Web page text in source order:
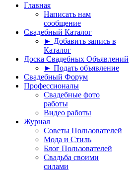
Главная
Написать нам
сообщение
Свадебный Каталог
► Добавить запись в
Каталог
Доска Свадебных Объявлений
► Подать объявление
Свадебный Форум
Профессионалы
Свадебные фото
работы
Видео работы
Журнал
Советы Пользователей
Мода и Стиль
Блог Пользователей
Свадьба своими
силами